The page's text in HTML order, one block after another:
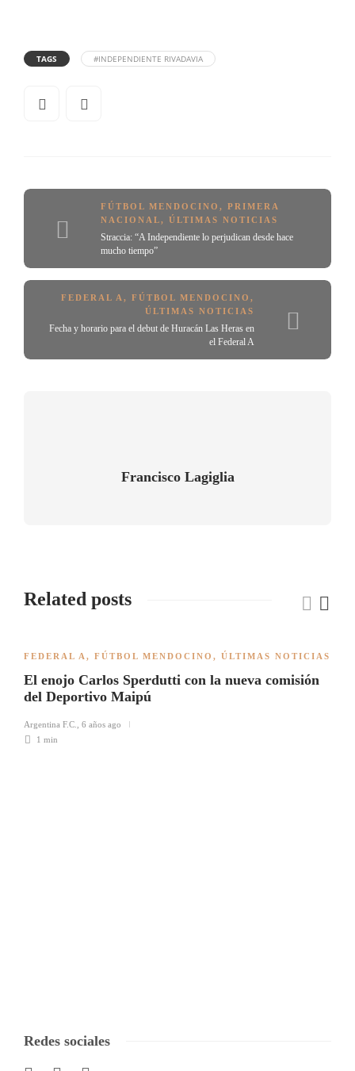
TAGS #INDEPENDIENTE RIVADAVIA
FÚTBOL MENDOCINO , PRIMERA
NACIONAL, ÚLTIMAS NOTICIAS
Straccia: “A Independiente lo perjudican desde hace
mucho tiempo”
FEDERAL A , FÚTBOL MENDOCINO ,
ÚLTIMAS NOTICIAS
Fecha y horario para el debut de Huracán Las Heras en
el Federal A
Francisco Lagiglia
Related posts
FEDERAL A , FÚTBOL MENDOCINO , ÚLTIMAS NOTICIAS
El enojo Carlos Sperdutti con la nueva comisión
del Deportivo Maipú
Argentina F.C.
6 años ago
1 min
Redes sociales